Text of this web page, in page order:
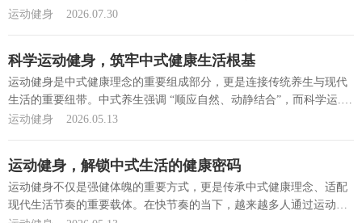
对...[详细]
运动健身 2026.07.30
科学运动健身，筑牢中式健康生活根基
运动健身是中式健康理念的重要组成部分，更是连接传统养生与现代
生活的重要纽带。中式养生强调 “顺应自然、动静结合”，而科学运...
[详细]
运动健身 2026.05.13
运动健身，解锁中式生活的健康密码
运动健身不仅是强健体魄的重要方式，更是传承中式健康理念、适配
现代生活节奏的重要载体。在快节奏的当下，越来越多人通过运动